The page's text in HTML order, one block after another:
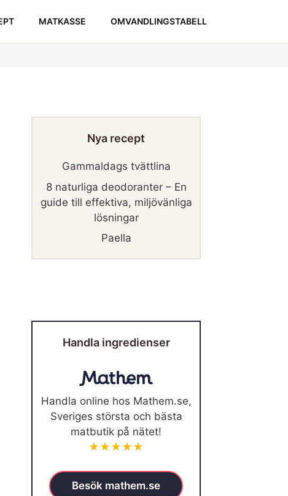
MATKASSE OMVANDLINGSTABELL
Nya recept
Gammaldags tvättlina
8 naturliga deodoranter – En
guide till effektiva, miljövänliga
lösningar
Paella
Handla ingredienser
Handla online hos Mathem.se,
Sveriges största och bästa
matbutik på nätet!
★★★★★
Besök mathem.se